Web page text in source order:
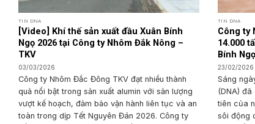
TIN DNA
[Video] Khí thế sản xuất đầu Xuân Bính
Ngọ 2026 tại Công ty Nhôm Đắk Nông –
TKV
03/03/2026
Công ty Nhôm Đắc Đông TKV đạt nhiều thành
quả nổi bật trong sản xuất alumin với sản lượng
vượt kế hoạch, đảm bảo vận hành liên tục và an
toàn trong dịp Tết Nguyên Đán 2026. Công ty
TIN DNA
Công ty
14.000
Bính
23/02/2026
Sáng
(DNA) đã
tiên của
sôi động